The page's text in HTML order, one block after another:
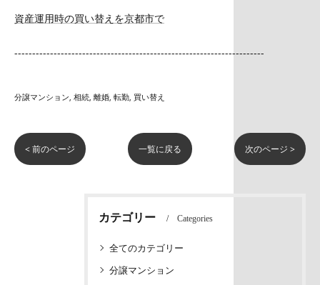
資産運用時の買い替えを京都市で
----------------------------------------------------------------------
分譲マンション 相続 離婚 転勤 買い替え
< 前のページ 一覧に戻る 次のページ >
カテゴリー Categories
全てのカテゴリー
分譲マンション